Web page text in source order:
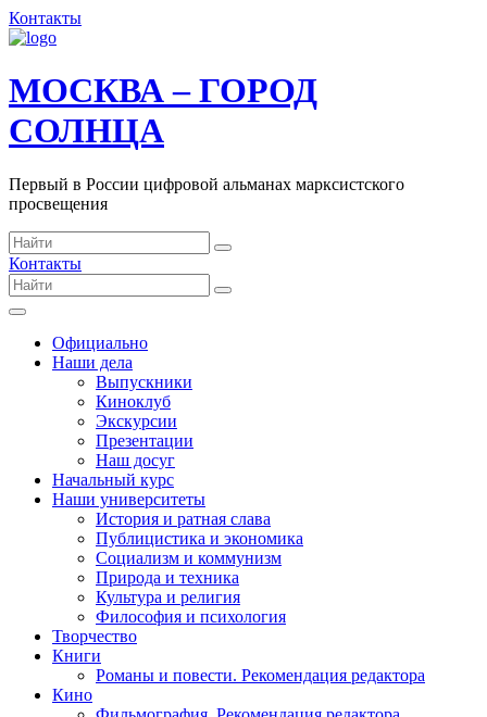
Контакты
МОСКВА – ГОРОД
СОЛНЦА
Первый в России цифровой альманах марксистского
просвещения
Контакты
Официально
Наши дела
Выпускники
Киноклуб
Экскурсии
Презентации
Наш досуг
Начальный курс
Наши университеты
История и ратная слава
Публицистика и экономика
Социализм и коммунизм
Природа и техника
Культура и религия
Философия и психология
Творчество
Книги
Романы и повести. Рекомендация редактора
Кино